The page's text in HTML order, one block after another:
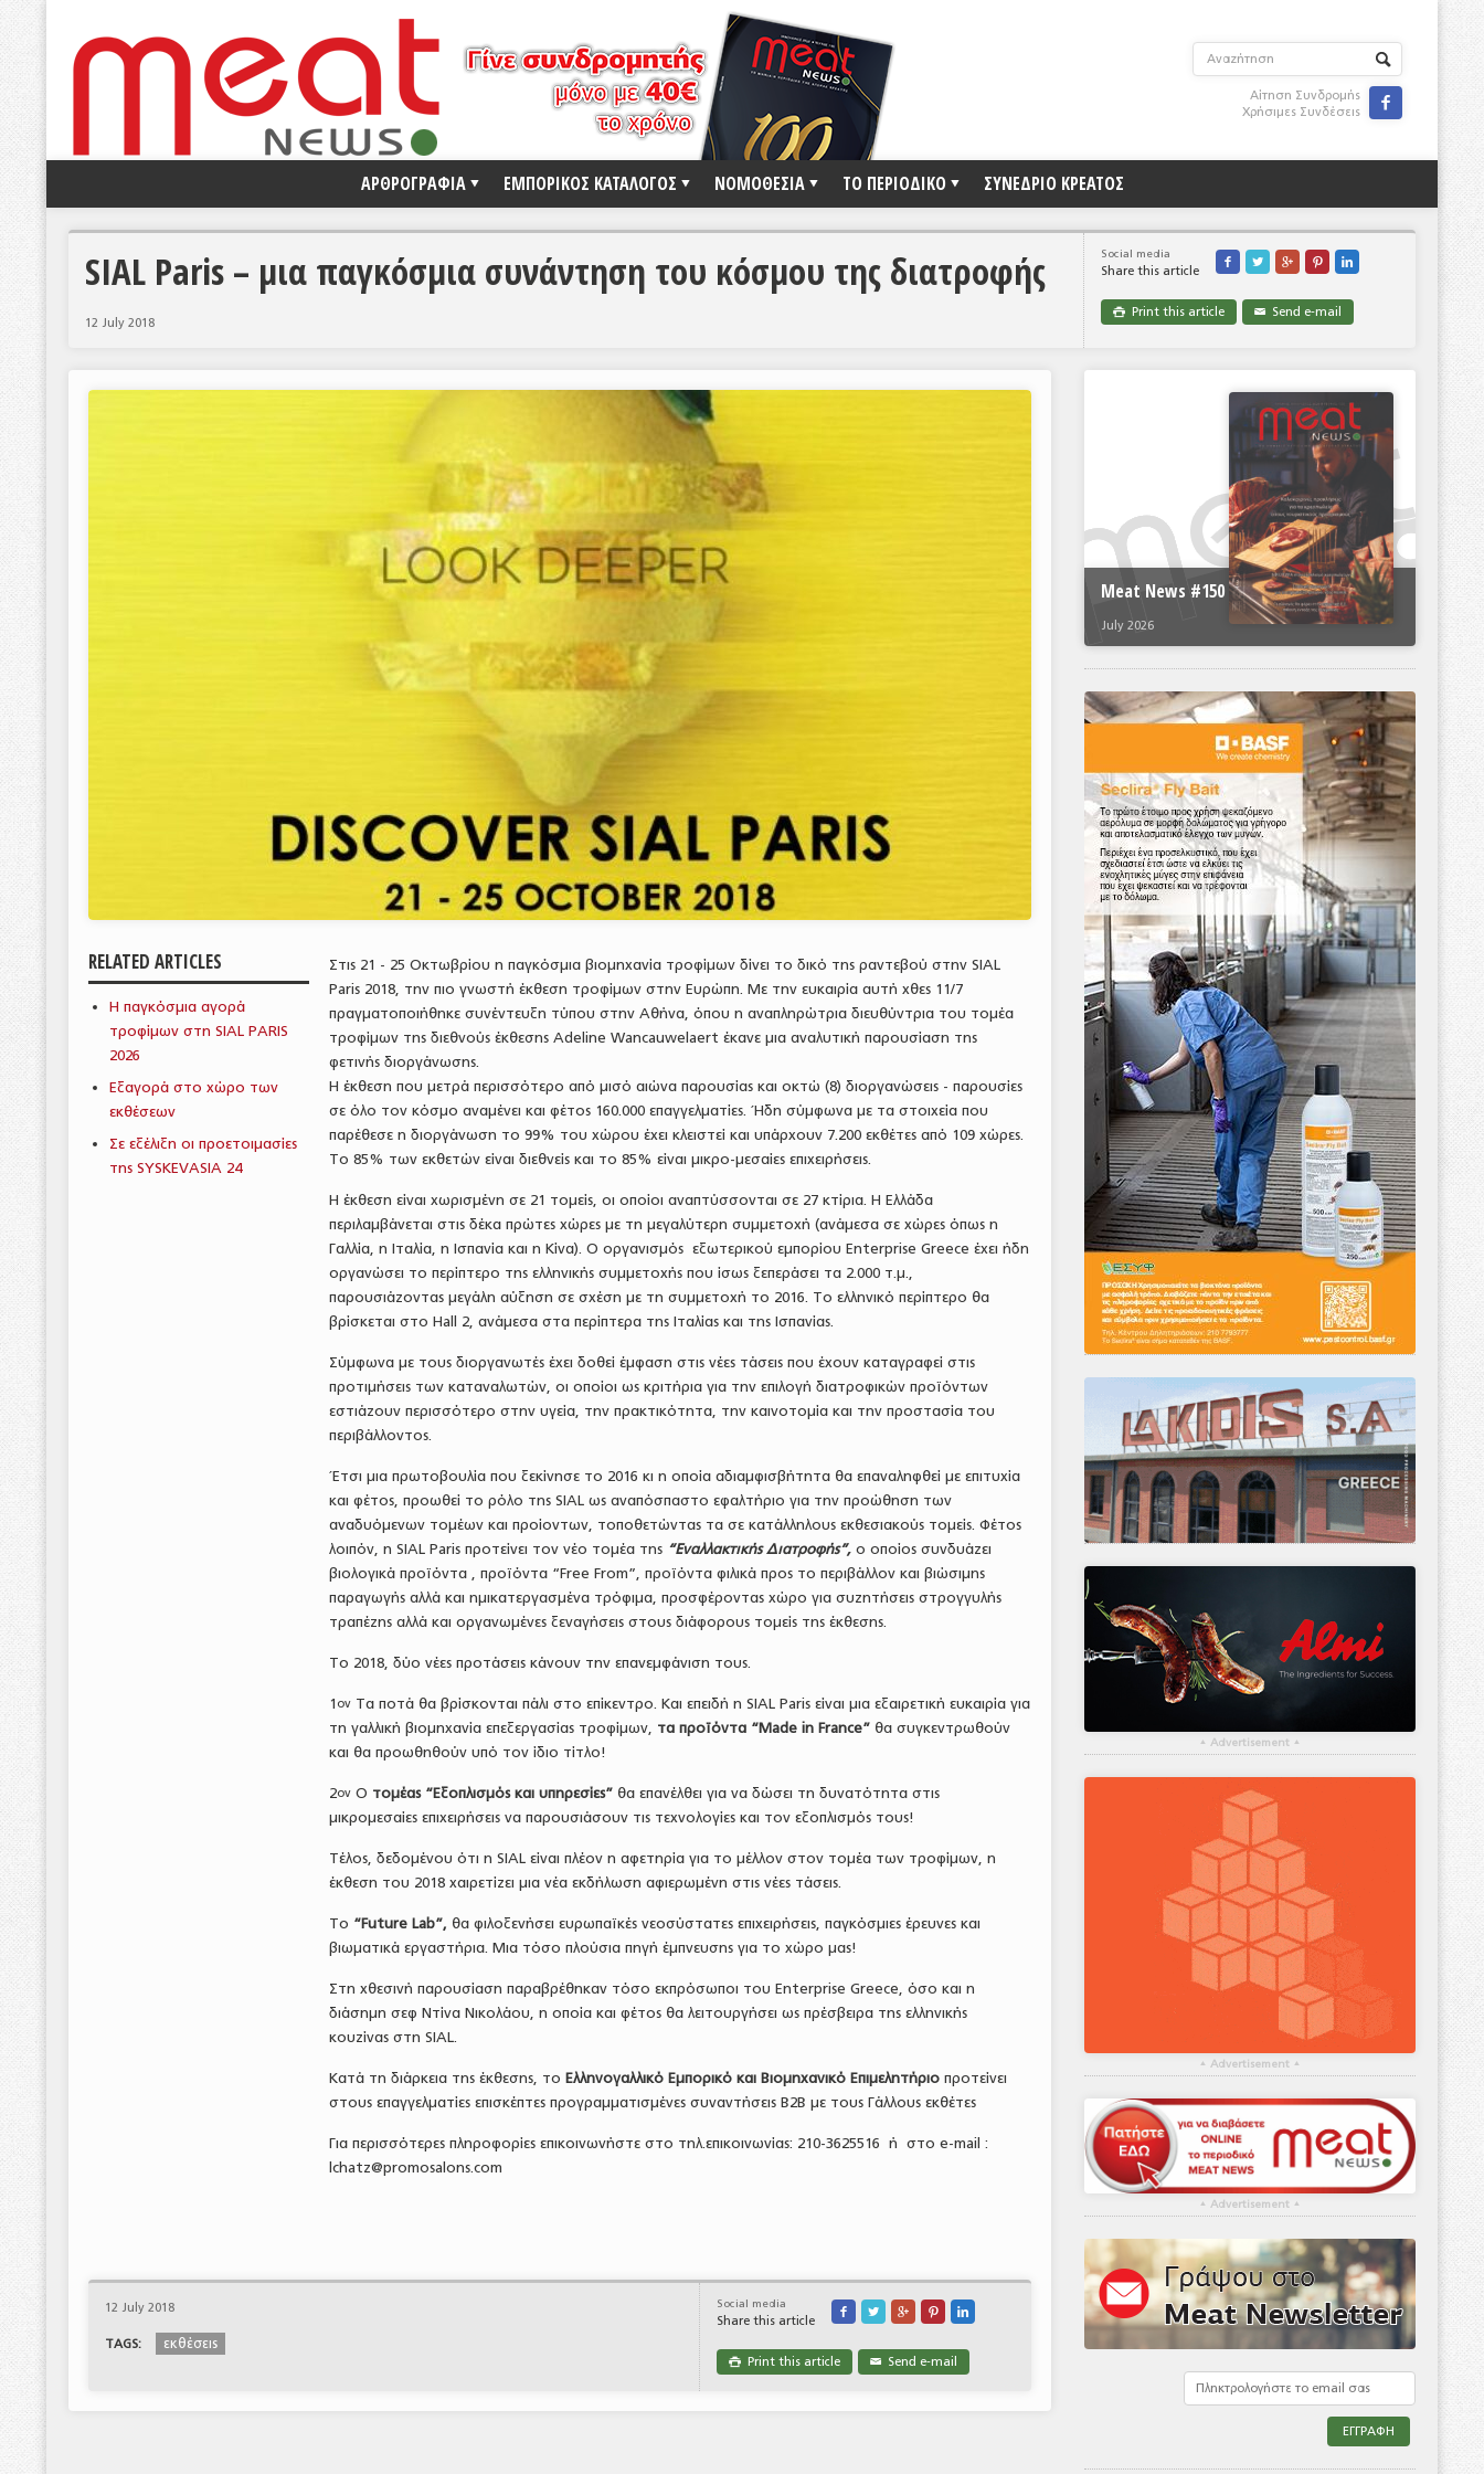
Αίτηση Συνδρομής
Χρήσιμες Συνδέσεις

ΑΡΘΡΟΓΡΑΦΙΑ ΕΜΠΟΡΙΚΟΣ ΚΑΤΑΛΟΓΟΣ ΝΟΜΟΘΕΣΙΑ ΤΟ ΠΕΡΙΟΔΙΚΟ ΣΥΝΕΔΡΙΟ ΚΡΕΑΤΟΣ
Social media
Share this article
    
 Print this article ✉ Send e-mail
SIAL Paris – μια παγκόσμια συνάντηση του κόσμου της διατροφής
12 July 2018
RELATED ARTICLES
Η παγκόσμια αγορά
τροφίμων στη SIAL PARIS
2026
Εξαγορά στο χώρο των
εκθέσεων
Σε εξέλιξη οι προετοιμασίες
της SYSKEVASIA 24
Στις 21 - 25 Οκτωβρίου η παγκόσμια βιομηχανία τροφίμων δίνει το δικό της ραντεβού στην SIAL
Paris 2018, την πιο γνωστή έκθεση τροφίμων στην Ευρώπη. Με την ευκαιρία αυτή χθες 11/7
πραγματοποιήθηκε συνέντευξη τύπου στην Αθήνα, όπου η αναπληρώτρια διευθύντρια του τομέα
τροφίμων της διεθνούς έκθεσης Adeline Wancauwelaert έκανε μια αναλυτική παρουσίαση της
φετινής διοργάνωσης.
Η έκθεση που μετρά περισσότερο από μισό αιώνα παρουσίας και οκτώ (8) διοργανώσεις - παρουσίες
σε όλο τον κόσμο αναμένει και φέτος 160.000 επαγγελματίες. Ήδη σύμφωνα με τα στοιχεία που
παρέθεσε η διοργάνωση το 99% του χώρου έχει κλειστεί και υπάρχουν 7.200 εκθέτες από 109 χώρες.
Το 85% των εκθετών είναι διεθνείς και το 85% είναι μικρο-μεσαίες επιχειρήσεις.
Η έκθεση είναι χωρισμένη σε 21 τομείς, οι οποίοι αναπτύσσονται σε 27 κτίρια. Η Ελλάδα
περιλαμβάνεται στις δέκα πρώτες χώρες με τη μεγαλύτερη συμμετοχή (ανάμεσα σε χώρες όπως η
Γαλλία, η Ιταλία, η Ισπανία και η Κίνα). Ο οργανισμός εξωτερικού εμπορίου Enterprise Greece έχει ήδη
οργανώσει το περίπτερο της ελληνικής συμμετοχής που ίσως ξεπεράσει τα 2.000 τ.μ.,
παρουσιάζοντας μεγάλη αύξηση σε σχέση με τη συμμετοχή το 2016. Το ελληνικό περίπτερο θα
βρίσκεται στο Hall 2, ανάμεσα στα περίπτερα της Ιταλίας και της Ισπανίας.
Σύμφωνα με τους διοργανωτές έχει δοθεί έμφαση στις νέες τάσεις που έχουν καταγραφεί στις
προτιμήσεις των καταναλωτών, οι οποίοι ως κριτήρια για την επιλογή διατροφικών προϊόντων
εστιάζουν περισσότερο στην υγεία, την πρακτικότητα, την καινοτομία και την προστασία του
περιβάλλοντος.
Έτσι μια πρωτοβουλία που ξεκίνησε το 2016 κι η οποία αδιαμφισβήτητα θα επαναληφθεί με επιτυχία
και φέτος, προωθεί το ρόλο της SIAL ως αναπόσπαστο εφαλτήριο για την προώθηση των
αναδυόμενων τομέων και προίοντων, τοποθετώντας τα σε κατάλληλους εκθεσιακούς τομείς. Φέτος
λοιπόν, η SIAL Paris προτείνει τον νέο τομέα της “Εναλλακτικής Διατροφής”, ο οποίος συνδυάζει
βιολογικά προϊόντα , προϊόντα “Free From”, προϊόντα φιλικά προς το περιβάλλον και βιώσιμης
παραγωγής αλλά και ημικατεργασμένα τρόφιμα, προσφέροντας χώρο για συζητήσεις στρογγυλής
τραπέζης αλλά και οργανωμένες ξεναγήσεις στους διάφορους τομείς της έκθεσης.
To 2018, δύο νέες προτάσεις κάνουν την επανεμφάνιση τους.
1 ον Τα ποτά θα βρίσκονται πάλι στο επίκεντρο. Και επειδή η SIAL Paris είναι μια εξαιρετική ευκαιρία για
τη γαλλική βιομηχανία επεξεργασίας τροφίμων, ταπροϊόντα “Made in France” θα συγκεντρωθούν
και θα προωθηθούν υπό τον ίδιο τίτλο!
2ον Ο τομέας “Εξοπλισμός και υπηρεσίες” θα επανέλθει για να δώσει τη δυνατότητα στις
μικρομεσαίες επιχειρήσεις να παρουσιάσουν τις τεχνολογίες και τον εξοπλισμός τους!
Τέλος, δεδομένου ότι η SIAL είναι πλέον η αφετηρία για το μέλλον στον τομέα των τροφίμων, η
έκθεση του 2018 χαιρετίζει μια νέα εκδήλωση αφιερωμένη στις νέες τάσεις.
Το “Future Lab”, θα φιλοξενήσει ευρωπαϊκές νεοσύστατες επιχειρήσεις, παγκόσμιες έρευνες και
βιωματικά εργαστήρια. Μια τόσο πλούσια πηγή έμπνευσης για το χώρο μας!
Στη χθεσινή παρουσίαση παραβρέθηκαν τόσο εκπρόσωποι του Enterprise Greece, όσο και η
διάσημη σεφ Ντίνα Νικολάου, η οποία και φέτος θα λειτουργήσει ως πρέσβειρα της ελληνικής
κουζίνας στη SIAL.
Κατά τη διάρκεια της έκθεσης, το Ελληνογαλλικό Εμπορικό και Βιομηχανικό Επιμελητήριο προτείνει
στους επαγγελματίες επισκέπτες προγραμματισμένες συναντήσεις B2B με τους Γάλλους εκθέτες
Για περισσότερες πληροφορίες επικοινωνήστε στο τηλ.επικοινωνίας: 210-3625516 ή στο e-mail :
lchatz@promosalons.com
Social media
Share this article
    
 Print this article ✉ Send e-mail
12 July 2018
TAGS: εκθέσεις
Meat News #150
July 2026
▴ Advertisement ▴
▴ Advertisement ▴
▴ Advertisement ▴